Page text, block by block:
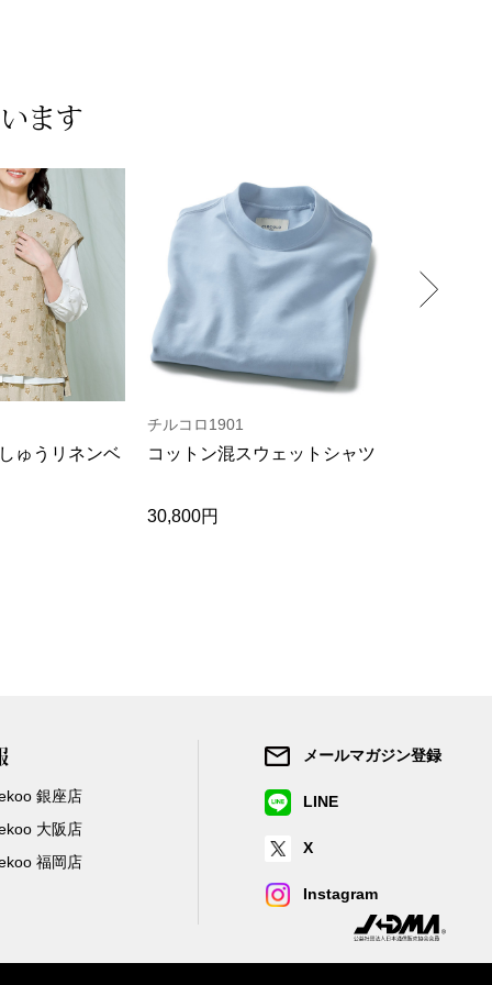
ます
ゅうリネンベ
チルコロ1901
コットン混スウェットシャツ
30,800円
銀座店
大阪店
福岡店
メールマガジン登録
LINE
X
Instagram